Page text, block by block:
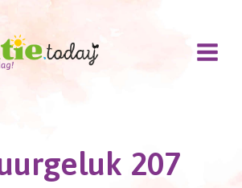
207